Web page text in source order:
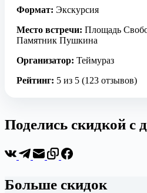
Формат: Экскурсия
Место встречи: Площадь
Памятник Пушкина
Организатор: Теймураз
Рейтинг: 5 из 5 (123 отзывов)
Поделись скидкой с
Больше скидок